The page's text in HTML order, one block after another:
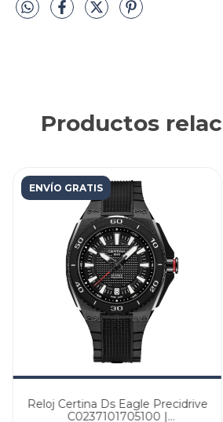
Productos
ENVÍO GRATIS
Reloj Certina Ds Eagle Precidrive
C0237101705100 |